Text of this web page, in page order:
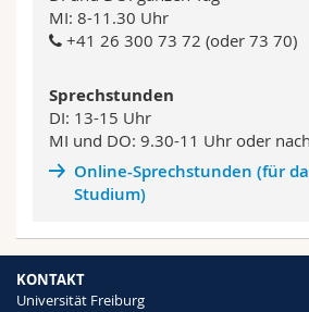
Theologischen Fakultät unter
Vorlesungsverzeichnis
angebotenen Lehrveranstaltungen.
Voraussetzungen für das
immatrikuliert werden. Weitere
Dekanat bzw. in den
Reglementen.
MI: 8-11.30 Uhr
+41 26 300 73 72 (oder 73 70)
Sprechstunden
DI: 13-15 Uhr
MI und DO: 9.30-11 Uhr oder
Online-Sprechstunden (für
Studium)
KONTAKT
Universität Freiburg